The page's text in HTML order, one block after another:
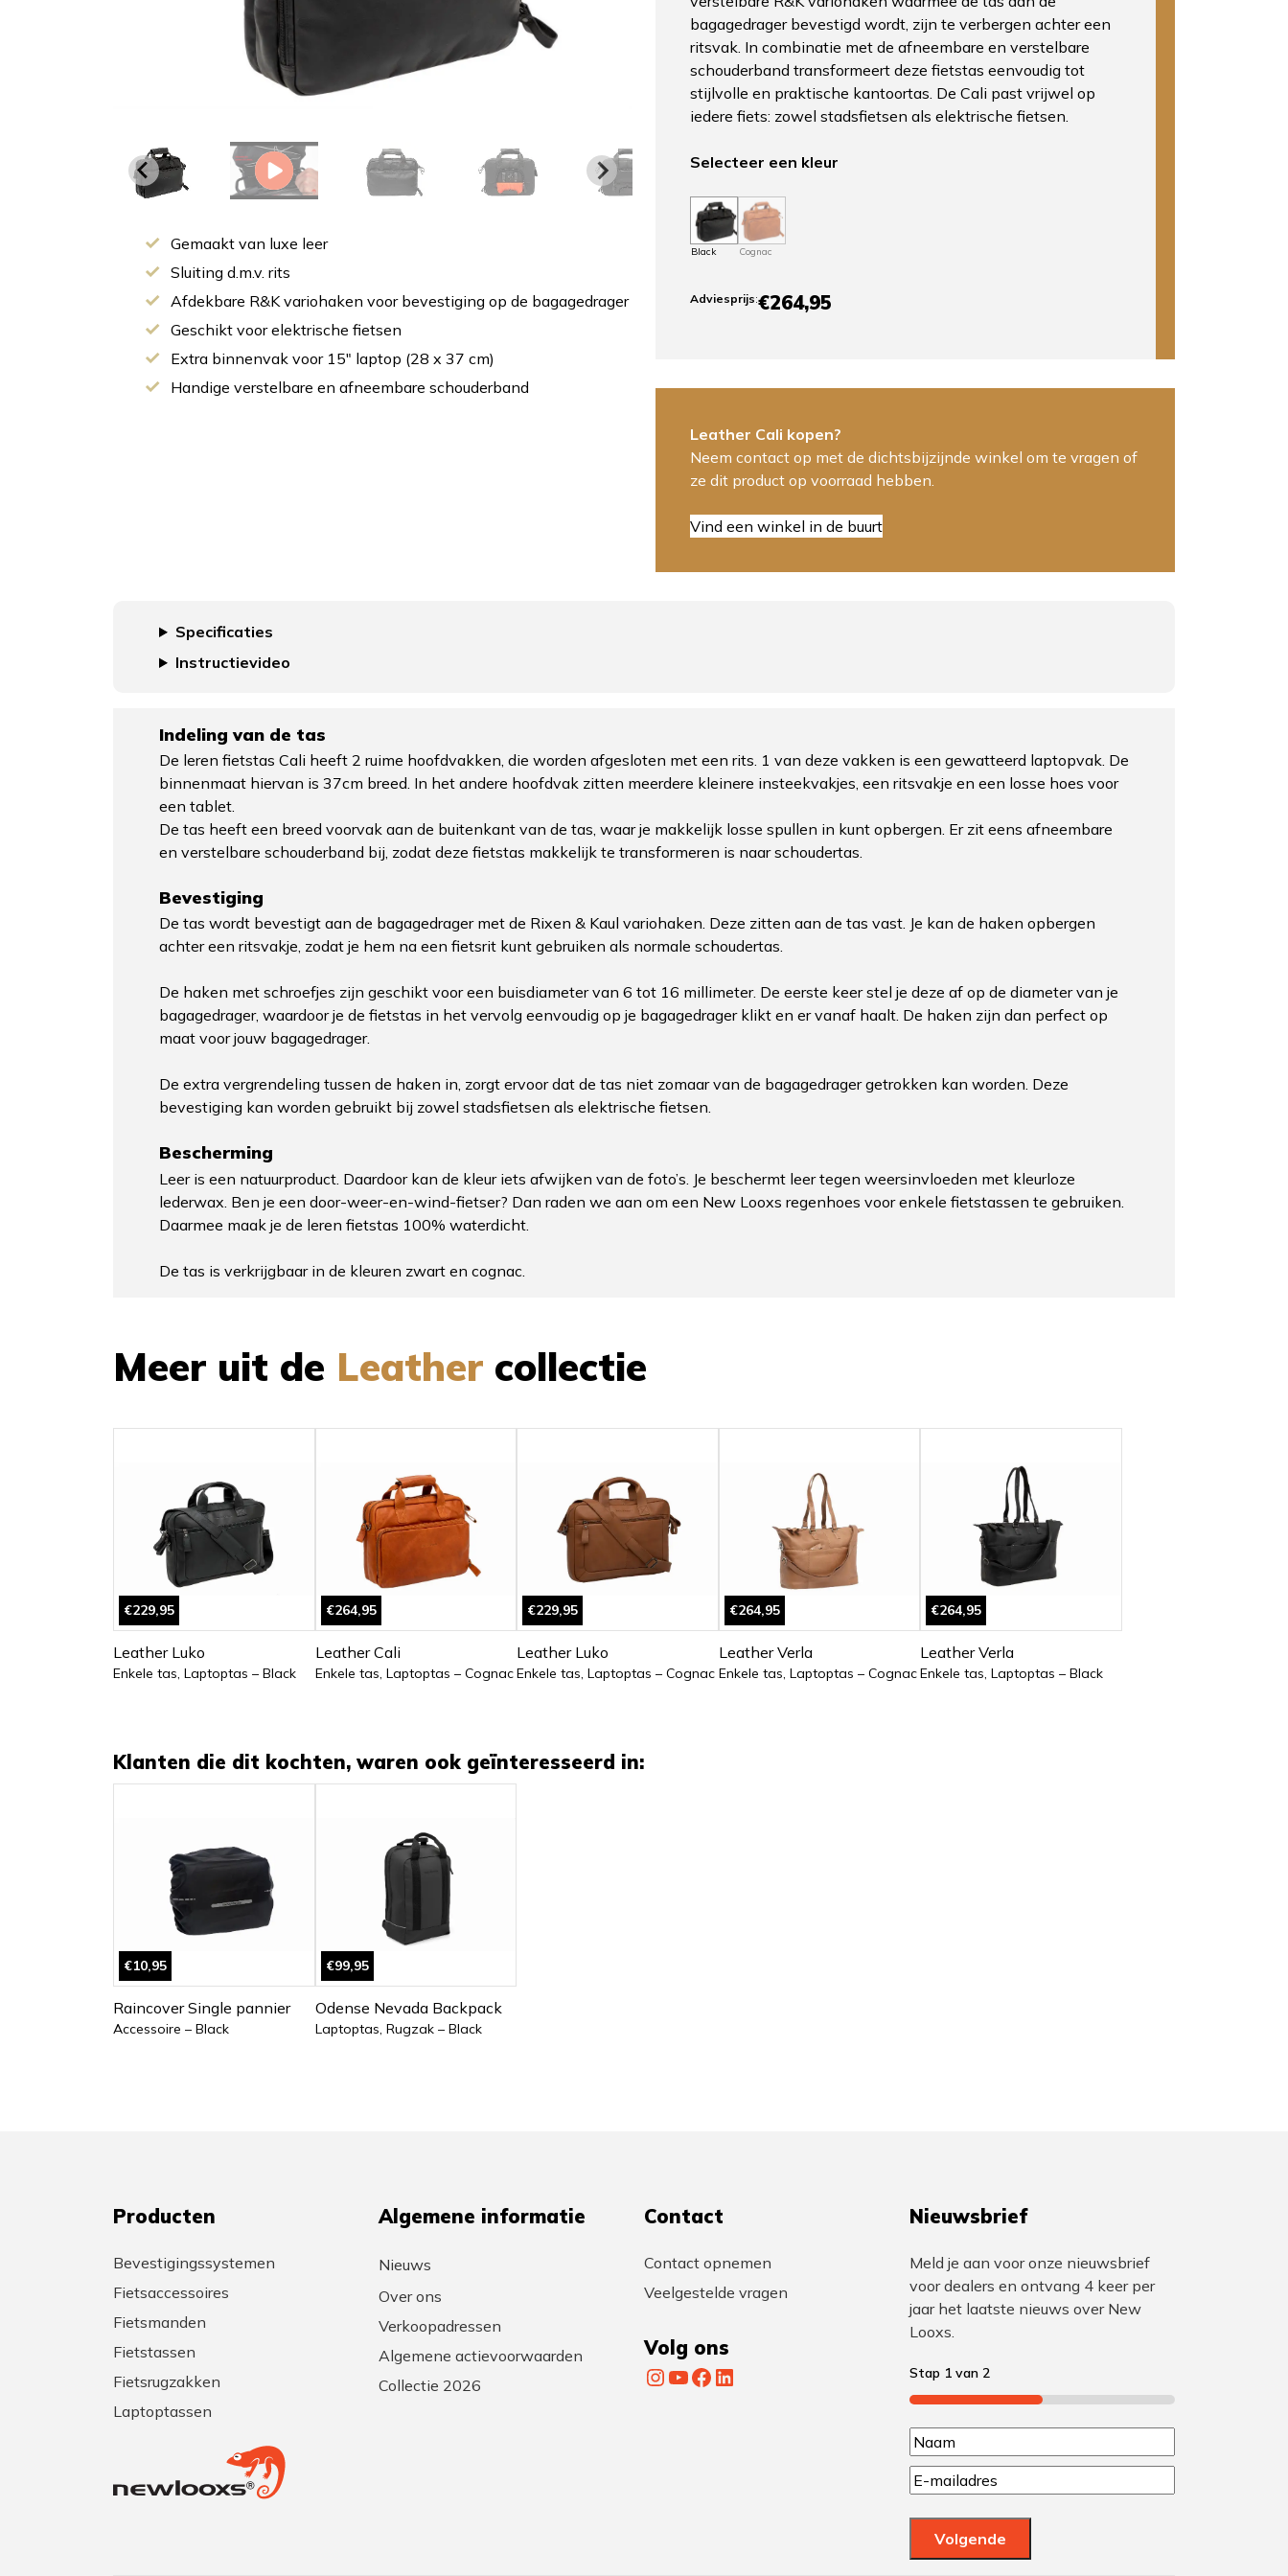
Gemaakt van luxe leer
Sluiting d.m.v. rits
Afdekbare R&K variohaken voor bevestiging op de bagagedrager
Geschikt voor elektrische fietsen
Extra binnenvak voor 15″ laptop (28 x 37 cm)
Handige verstelbare en afneembare schouderband
bagagedrager bevestigd wordt, zijn te verbergen achter een
ritsvak. In combinatie met de afneembare en verstelbare
schouderband transformeert deze fietstas eenvoudig tot
stijlvolle en praktische kantoortas. De Cali past vrijwel op
iedere fiets: zowel stadsfietsen als elektrische fietsen.
Selecteer een kleur
Black Cognac
Adviesprijs:€264,95
Leather Cali kopen?
Neem contact op met de dichtsbijzijnde winkel om te vragen of
ze dit product op voorraad hebben.
Vind een winkel in de buurt
Specificaties
Instructievideo
Indeling van de tas
De leren fietstas Cali heeft 2 ruime hoofdvakken, die worden afgesloten met een rits. 1 van deze vakken is een gewatteerd laptopvak. De
binnenmaat hiervan is 37cm breed. In het andere hoofdvak zitten meerdere kleinere insteekvakjes, een ritsvakje en een losse hoes voor
een tablet.
De tas heeft een breed voorvak aan de buitenkant van de tas, waar je makkelijk losse spullen in kunt opbergen. Er zit eens afneembare
en verstelbare schouderband bij, zodat deze fietstas makkelijk te transformeren is naar schoudertas.
Bevestiging
De tas wordt bevestigt aan de bagagedrager met de Rixen & Kaul variohaken. Deze zitten aan de tas vast. Je kan de haken opbergen
achter een ritsvakje, zodat je hem na een fietsrit kunt gebruiken als normale schoudertas.
De haken met schroefjes zijn geschikt voor een buisdiameter van 6 tot 16 millimeter. De eerste keer stel je deze af op de diameter van je
bagagedrager, waardoor je de fietstas in het vervolg eenvoudig op je bagagedrager klikt en er vanaf haalt. De haken zijn dan perfect op
maat voor jouw bagagedrager.
De extra vergrendeling tussen de haken in, zorgt ervoor dat de tas niet zomaar van de bagagedrager getrokken kan worden. Deze
bevestiging kan worden gebruikt bij zowel stadsfietsen als elektrische fietsen.
Bescherming
Leer is een natuurproduct. Daardoor kan de kleur iets afwijken van de foto’s. Je beschermt leer tegen weersinvloeden met kleurloze
lederwax. Ben je een door-weer-en-wind-fietser? Dan raden we aan om een New Looxs regenhoes voor enkele fietstassen te gebruiken.
Daarmee maak je de leren fietstas 100% waterdicht.
De tas is verkrijgbaar in de kleuren zwart en cognac.
Meer uit de Leather collectie
€229,95
Leather Luko
Enkele tas, Laptoptas – Black
€264,95
Leather Cali
Enkele tas, Laptoptas – Cognac
€229,95
Leather Luko
Enkele tas, Laptoptas – Cognac
€264,95
Leather Verla
Enkele tas, Laptoptas – Cognac
€264,95
Leather Verla
Enkele tas, Laptoptas – Black
Klanten die dit kochten, waren ook geïnteresseerd in:
€10,95
Raincover Single pannier
Accessoire – Black
€99,95
Odense Nevada Backpack
Laptoptas, Rugzak – Black
Producten
Bevestigingssystemen
Fietsaccessoires
Fietsmanden
Fietstassen
Fietsrugzakken
Laptoptassen
Algemene informatie
Nieuws
Over ons
Verkoopadressen
Algemene actievoorwaarden
Collectie 2026
Contact
Contact opnemen
Veelgestelde vragen
Volg ons
InstagramYouTube Facebook LinkedIn
Nieuwsbrief
Meld je aan voor onze nieuwsbrief
voor dealers en ontvang 4 keer per
jaar het laatste nieuws over New
Looxs.
Stap 1 van 2
50%
N
a
a
N
a
E
m
a
Volgende